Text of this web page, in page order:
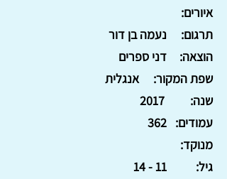
איורים:
נעמה בן דור
תרגום:
דני ספרים
הוצאה:
אנגלית
שפת המקור:
2017
שנה:
362 עמודים:
מנוקד:
11 - 14
גיל: